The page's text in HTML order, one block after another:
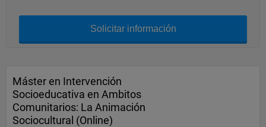
Solicitar información
Máster en Intervención
Socioeducativa en Ambitos
Comunitarios: La Animación
Sociocultural (Online)